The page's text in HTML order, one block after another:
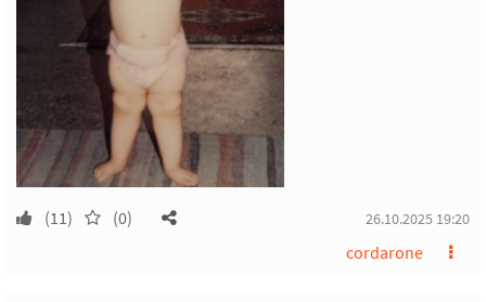
(11) (0) 26.10.2025 19:20
cordarone